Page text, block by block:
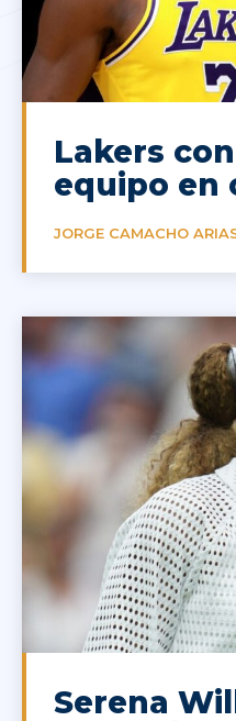
Lakers
equipo en
JORGE CAMACHO
Serena